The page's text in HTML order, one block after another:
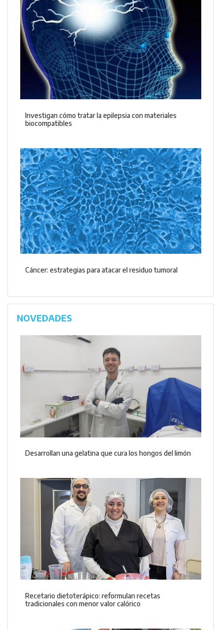
Investigan cómo tratar la epilepsia con materiales
biocompatibles
Cáncer: estrategias para atacar el residuo tumoral
NOVEDADES
Desarrollan una gelatina que cura los hongos del limón
Recetario dietoterápico: reformulan recetas
tradicionales con menor valor calórico